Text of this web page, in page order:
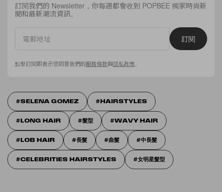
訂閱我們的 Newsletter，你每週都會收到 POPBEE 獨家時尚新
聞和最新潮流資訊。
訂閱
點擊訂閱即表示您同意我們的服務條款與隱私政策
SELENA GOMEZ HAIRSTYLES
LONG HAIR 髮型 WAVY HAIR
LOB HAIR 長髮 曲髮 中長髮
CELEBRITIES HAIRSTYLES 女明星髮型